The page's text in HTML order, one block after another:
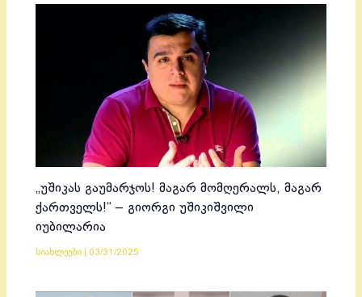
„უშიკას გაუმარჯოს! მაგარ მომღერალს, მაგარ
ქართველს!“ – გიორგი უშიკიშვილი
იუბილარია
სიახლეები 03/31/2025